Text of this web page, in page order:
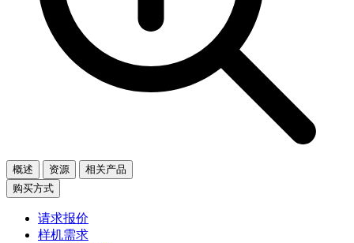
概述 资源
相关产品
购买方式
请求报价
样机需求